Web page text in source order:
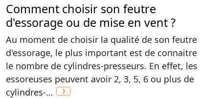
Comment choisir son feutre
d'essorage ou de mise en vent ?
Au moment de choisir la qualité de son feutre
d'essorage, le plus important est de connaitre
le nombre de cylindres-presseurs. En effet, les
essoreuses peuvent avoir 2, 3, 5, 6 ou plus de
cylindres-…